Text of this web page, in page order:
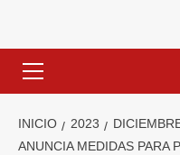
INICIO 2023
ANUNCIA MEDIDAS PARA